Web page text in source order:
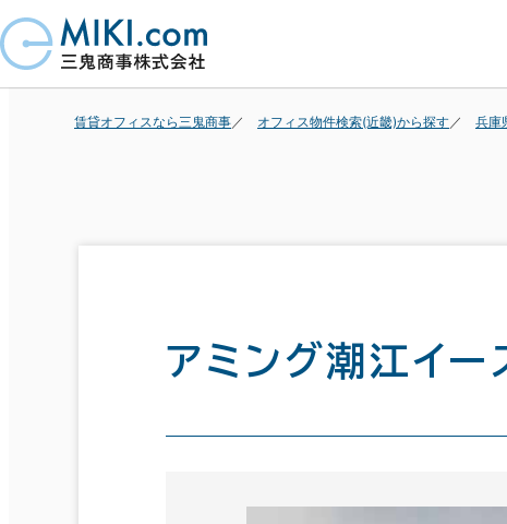
賃貸オフィスなら三鬼商事 オフィス物件検索(近畿)から探す 兵庫
アミング潮江イー